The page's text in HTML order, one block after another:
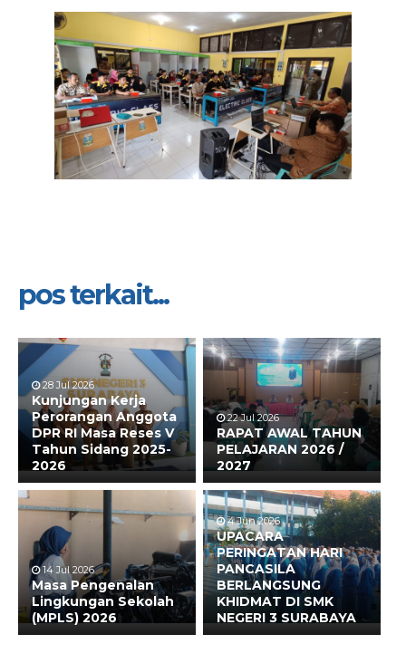
pos terkait...
28 Jul 2026
Kunjungan Kerja
Perorangan Anggota
DPR RI Masa Reses V
Tahun Sidang 2025-
2026
22 Jul 2026
RAPAT AWAL TAHUN
PELAJARAN 2026 /
2027
14 Jul 2026
Masa Pengenalan
Lingkungan Sekolah
(MPLS) 2026
4 Jun 2026
UPACARA
PERINGATAN HARI
PANCASILA
BERLANGSUNG
KHIDMAT DI SMK
NEGERI 3 SURABAYA